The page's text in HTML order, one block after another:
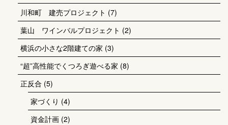
川和町 建売プロジェクト (7)
葉山 ワインバルプロジェクト (2)
横浜の小さな2階建ての家 (3)
“超”高性能でくつろぎ遊べる家 (8)
正反合 (5)
家づくり (4)
資金計画 (2)